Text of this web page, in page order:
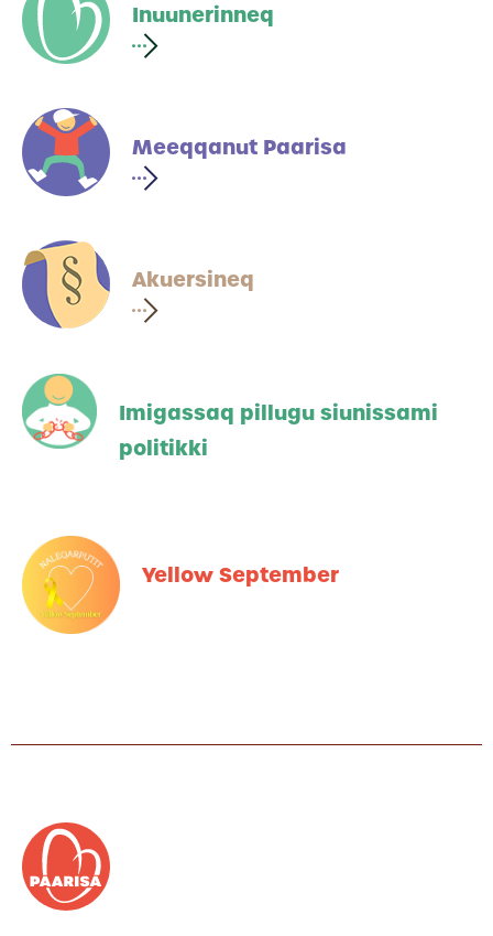
Inuunerinneq
Meeqqanut Paarisa
Akuersineq
Imigassaq pillugu siunissami
politikki
Yellow September